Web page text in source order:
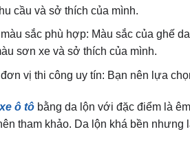
cầu và sở thích của mình.
sắc phù hợp: Màu sắc của ghế
sơn xe và sở thích của mình.
vị thi công uy tín: Bạn nên lựa
ô tô bằng da lộn với đặc điểm là
tham khảo. Da lộn khá bền